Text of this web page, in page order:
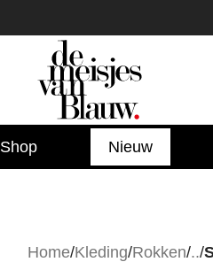
Shop Nieuw
Home/Kleding/Rokken/../